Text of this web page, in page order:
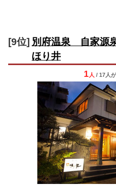
[9位] 別府温泉 自家源
ほり井
1 人 / 17人が